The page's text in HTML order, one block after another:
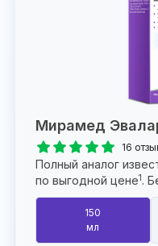
Мирамед
16
Полный аналог
по выгодной цене1.
150
мл